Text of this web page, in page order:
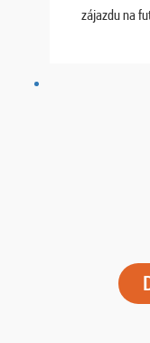
zájazdu na